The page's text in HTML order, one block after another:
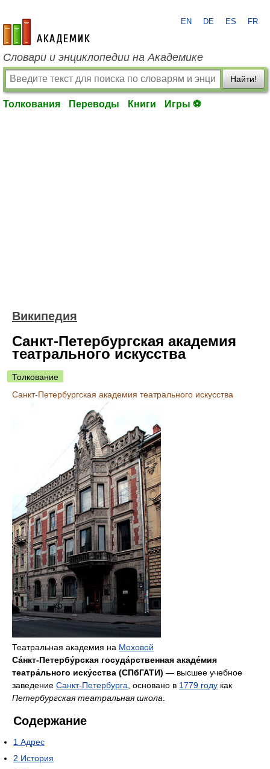
academic.ru
EN DE ES FR
Словари и энциклопедии на Академике
Найти!
Толкования Переводы Книги Игры ⚽
Википедия
Санкт-Петербургская академия
театрального искусства
Толкование
Санкт-Петербургская академия театрального искусства
Театральная академия на Моховой
Са́нкт-Петербу́рская госуда́рственная акаде́мия
театра́льного иску́сства (СПбГАТИ) — высшее учебное
заведение Санкт-Петербурга , основано в 1779 году как
Петербургская театральная школа
Содержание
1 Адрес
2 История